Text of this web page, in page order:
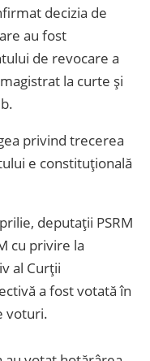
decizia de
au fost
de revocare a
la curte și
privind trecerea
e constituțională
deputații PSRM
cu privire la
al Curții
a fost votată în
voturi.